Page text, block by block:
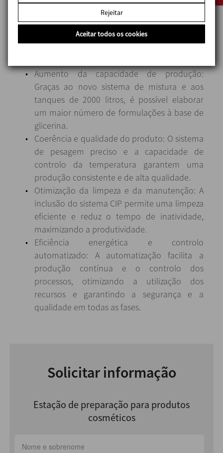
Pontos de destaque
A implementação da estação de mistura INOXPA
Aumento da capacidade de produção:
Graças ao novo sistema de mistura e aos
tanques de 2000 litros, é possível elaborar
um maior número de formulações à base de
glicerina.
Coerência e qualidade do produto: O sistema
de pesagem preciso e a capacidade de
controlo da temperatura garantem uma
produção consistente e de alta qualidade.
Otimização da limpeza e da manutenção: A
inclusão do sistema CIP permite uma limpeza
eficiente e reduz o tempo de inatividade,
maximizando a produtividade.
Eficiência energética e controlo
automatizado: A automatização facilita a
produção contínua e o controlo dos
processos, otimizando a utilização dos
recursos e garantindo a segurança e a
qualidade em todas as fases.
Solicitar informação
Estação de preparação para produtos
cosméticos
Rejeitar
Aceitar todos os cookies